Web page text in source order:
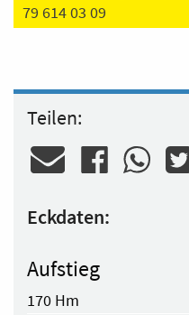
79 614 03 09
Teilen:
Eckdaten:
Aufstieg
170 Hm